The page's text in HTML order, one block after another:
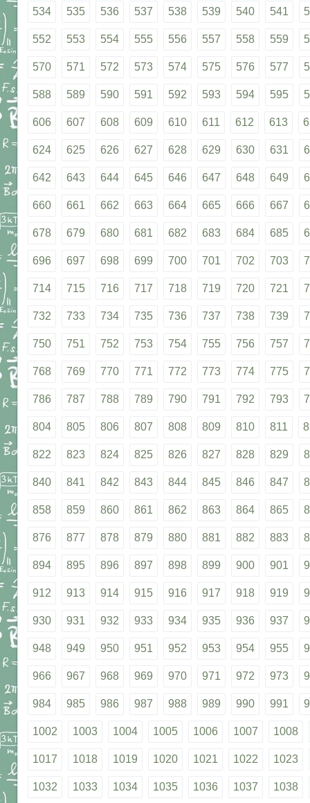
534 535 536 537 538 539 540 541
552 553 554 555 556 557 558 559
570 571 572 573 574 575 576 577
588 589 590 591 592 593 594 595
606 607 608 609 610 611 612 613
624 625 626 627 628 629 630 631
642 643 644 645 646 647 648 649
660 661 662 663 664 665 666 667
678 679 680 681 682 683 684 685
696 697 698 699 700 701 702 703
714 715 716 717 718 719 720 721
732 733 734 735 736 737 738 739
750 751 752 753 754 755 756 757
768 769 770 771 772 773 774 775
786 787 788 789 790 791 792 793
804 805 806 807 808 809 810 811
822 823 824 825 826 827 828 829
840 841 842 843 844 845 846 847
858 859 860 861 862 863 864 865
876 877 878 879 880 881 882 883
894 895 896 897 898 899 900 901
912 913 914 915 916 917 918 919
930 931 932 933 934 935 936 937
948 949 950 951 952 953 954 955
966 967 968 969 970 971 972 973
984 985 986 987 988 989 990 991
1002 1003 1004 1005 1006 1007 1008
1017 1018 1019 1020 1021 1022 1023
1032 1033 1034 1035 1036 1037 1038